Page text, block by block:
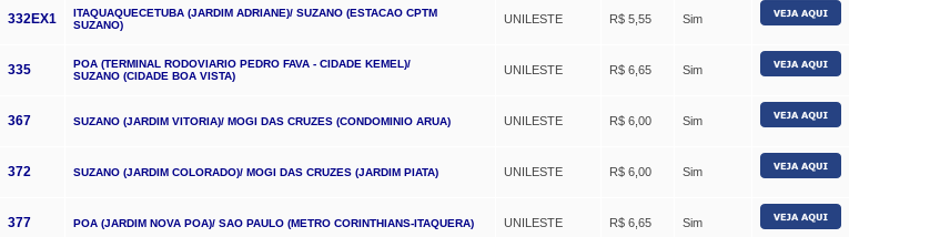
332EX1
ITAQUAQUECETUBA (JARDIM ADRIANE)/ SUZANO (ESTACAO CPTM
SUZANO)
UNILESTE R$ 5,55 Sim
335
POA (TERMINAL RODOVIARIO PEDRO FAVA - CIDADE KEMEL)/
SUZANO (CIDADE BOA VISTA)
UNILESTE R$ 6,65 Sim
367 SUZANO (JARDIM VITORIA)/ MOGI DAS CRUZES (CONDOMINIO ARUA) UNILESTE R$ 6,00 Sim
372 SUZANO (JARDIM COLORADO)/ MOGI DAS CRUZES (JARDIM PIATA) UNILESTE R$ 6,00 Sim
377 POA (JARDIM NOVA POA)/ SAO PAULO (METRO CORINTHIANS-ITAQUERA) UNILESTE R$ 6,65 Sim